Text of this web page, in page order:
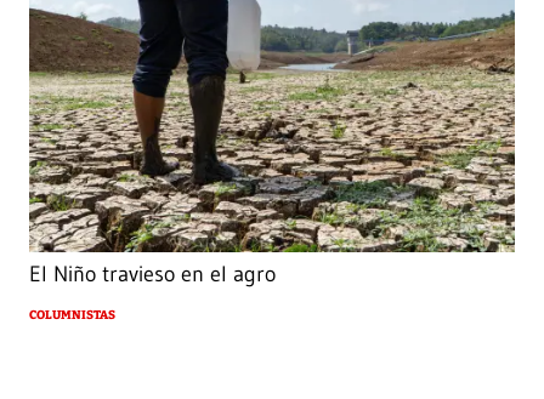
El Niño travieso en el agro
COLUMNISTAS